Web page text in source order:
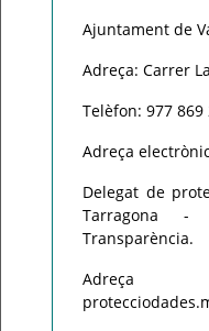
Ajuntament de
Adreça: Carrer
Telèfon: 977 869
Adreça
Delegat de
Tarragona
Transparència.